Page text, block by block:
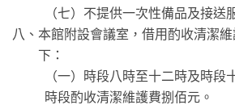
（七）不提供一次性備品及接送
八、本館附設會議室，借用酌收清潔
下：
（一）時段八時至十二時及時段
時段酌收清潔維護費捌佰元。